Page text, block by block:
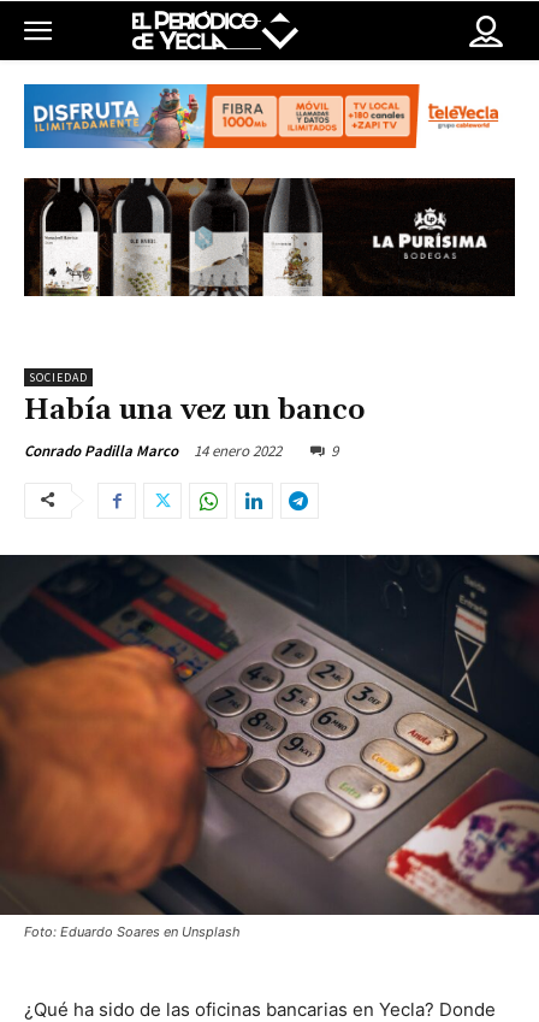
SOCIEDAD
Había una vez un banco
Conrado Padilla Marco 14 enero 2022 9
Foto: Eduardo Soares en Unsplash
¿Qué ha sido de las oficinas bancarias en Yecla? Donde